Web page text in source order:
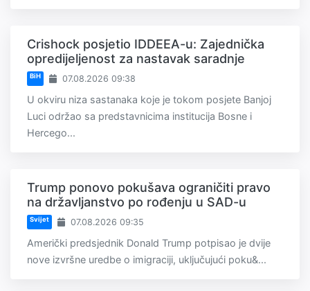
Crishock posjetio IDDEEA-u: Zajednička
opredijeljenost za nastavak saradnje
BiH 07.08.2026 09:38
U okviru niza sastanaka koje je tokom posjete Banjoj
Luci održao sa predstavnicima institucija Bosne i
Hercego...
Trump ponovo pokušava ograničiti pravo
na državljanstvo po rođenju u SAD-u
Svijet 07.08.2026 09:35
Američki predsjednik Donald Trump potpisao je dvije
nove izvršne uredbe o imigraciji, uključujući poku&...